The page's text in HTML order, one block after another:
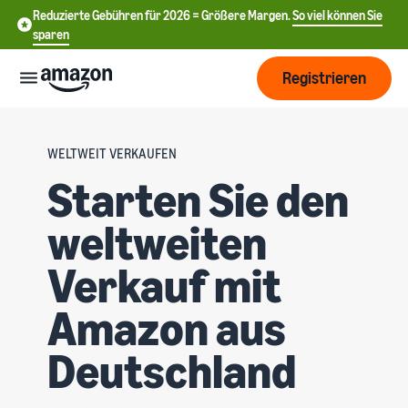
Reduzierte Gebühren für 2026 = Größere Margen.So viel können Sie
sparen
Beginnen
Sie mit
dem
Verkauf
bei
Amazon
Verkaufstarif wählen
Verkaufstarife vergleichen
Versand
Übersicht über die
Auftragsabwicklung
Versand durch Amazon
Lagern Sie Versand
Retouren und
Kundenservice aus
Wachsen
Erreichen
Sie mehr
Kunden
Preisgestaltung
Informieren
Lernen
中
文
CN
English
- GB
Registrieren
WELTWEIT VERKAUFEN
Starten Sie den
weltweiten
Verkauf mit
Amazon aus
Deutschland